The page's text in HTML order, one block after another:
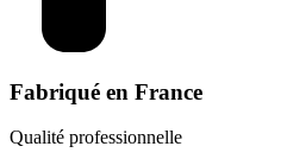
Fabriqué en France
Qualité professionnelle